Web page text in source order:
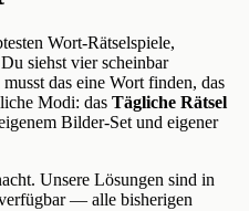
Wort-Rätselspiele,
siehst vier scheinbar
das eine Wort finden, das
Modi: das Tägliche Rätsel
Bilder-Set und eigener
Unsere Lösungen sind in
— alle bisherigen